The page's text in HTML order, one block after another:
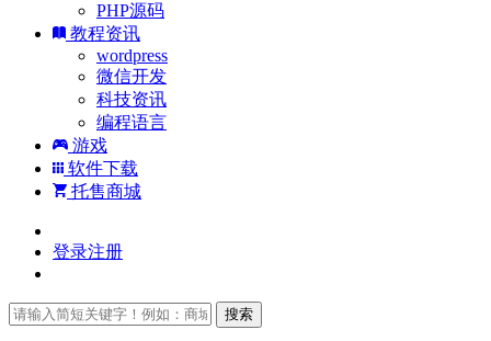
PHP源码
教程资讯
wordpress
微信开发
科技资讯
编程语言
游戏
软件下载
托售商城
登录注册
搜索